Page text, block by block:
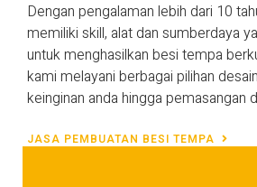
Dengan pengalaman lebih dari 10
memiliki skill, alat dan sumberdaya
untuk menghasilkan besi tempa
kami melayani berbagai pilihan
keinginan anda hingga pemasangan
JASA PEMBUATAN BESI TEMPA​